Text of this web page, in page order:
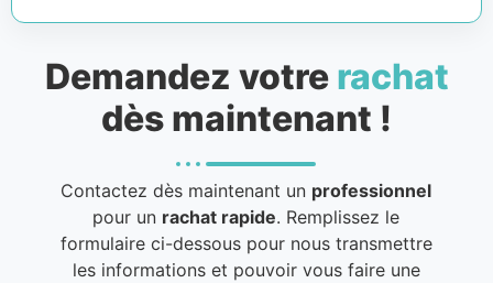
Demandez votre rachat
dès maintenant !
Contactez dès maintenant un professionnel
pour un rachat rapide. Remplissez le
formulaire ci-dessous pour nous transmettre
les informations et pouvoir vous faire une